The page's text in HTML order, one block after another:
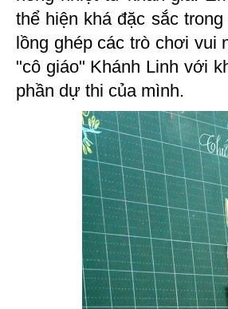
thể hiện khá đặc sắc
lồng ghép các trò chơi vui
"cô giáo" Khánh Linh với
phần dự thi của mình.